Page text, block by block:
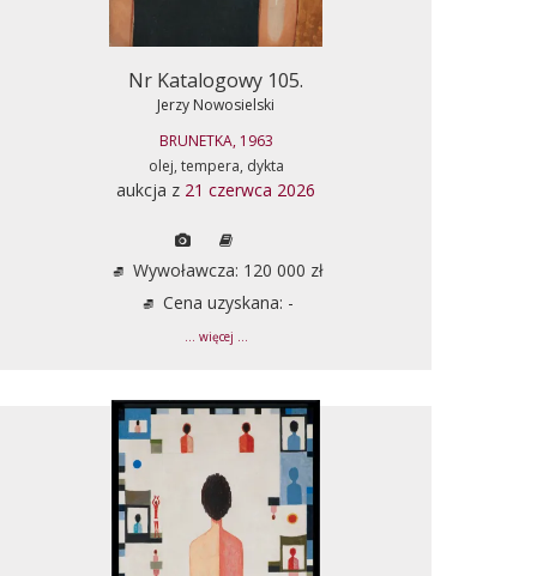
Nr Katalogowy 105.
Jerzy Nowosielski
BRUNETKA, 1963
olej, tempera, dykta
aukcja z 21 czerwca 2026
Wywoławcza: 120 000 zł
Cena uzyskana: -
... więcej ...